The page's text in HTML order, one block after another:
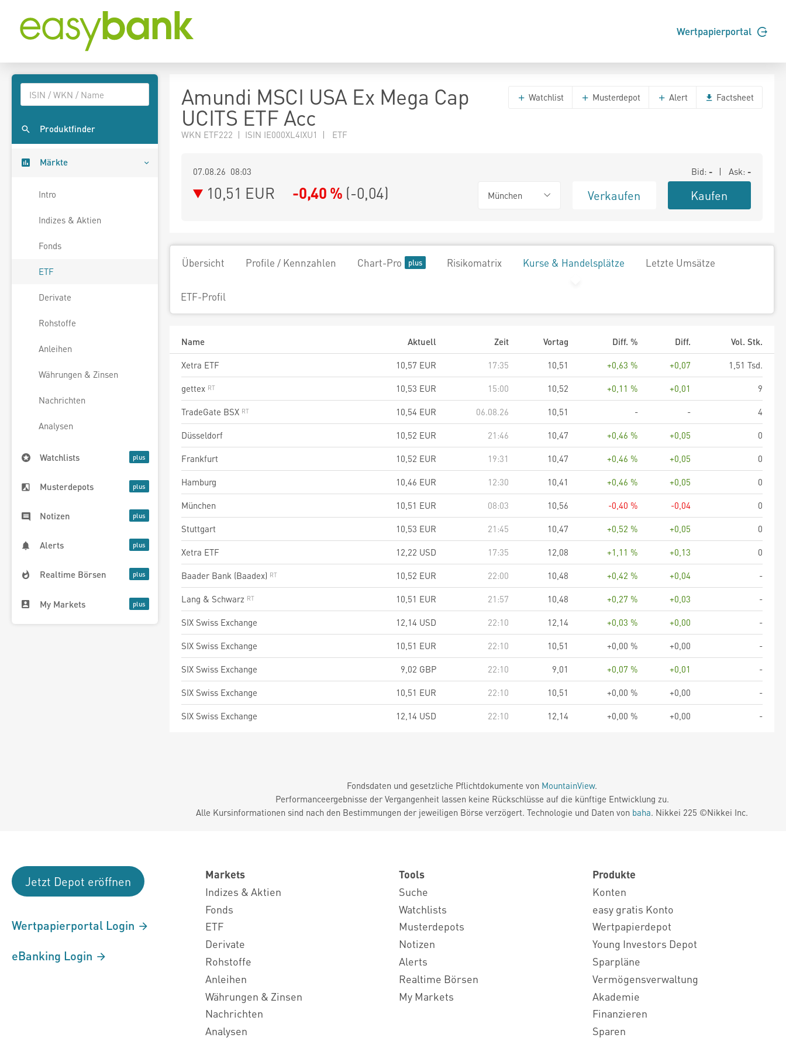
Wertpapierportal
Produktfinder
Märkte
Intro
Indizes & Aktien
Fonds
ETF
Derivate
Rohstoffe
Anleihen
Währungen & Zinsen
Nachrichten
Analysen
Watchlists
Musterdepots
Notizen
Alerts
Realtime Börsen
My Markets
Amundi MSCI USA Ex Mega Cap
UCITS ETF Acc
WKN ETF222 | ISIN IE000XL4IXU1 | ETF
Watchlist Musterdepot Alert Factsheet
07.08.26 08:03 Bid: - | Ask: -
10,51 EUR -0,40 % (-0,04) München Verkaufen Kaufen
Übersicht Profile / Kennzahlen Chart-Pro Risikomatrix Kurse & Handelsplätze Letzte Umsätze
ETF-Profil
Name Aktuell Zeit Vortag Diff. % Diff.
Vol. Stk.
Xetra ETF
10,57 EUR 17:35 10,51 +0,63 % +0,07
1,51 Tsd.
gettex
10,53 EUR 15:00 10,52 +0,11 % +0,01
9
TradeGate BSX
10,54 EUR 06.08.26 10,51 - -
4
Düsseldorf
10,52 EUR 21:46 10,47 +0,46 % +0,05
0
Frankfurt
10,52 EUR 19:31 10,47 +0,46 % +0,05
0
Hamburg
10,46 EUR 12:30 10,41 +0,46 % +0,05
0
München
10,51 EUR 08:03 10,56 -0,40 % -0,04
0
Stuttgart
10,53 EUR 21:45 10,47 +0,52 % +0,05
0
Xetra ETF
12,22 USD 17:35 12,08 +1,11 % +0,13
0
Baader Bank (Baadex)
10,52 EUR 22:00 10,48 +0,42 % +0,04
-
Lang & Schwarz
10,51 EUR 21:57 10,48 +0,27 % +0,03
-
SIX Swiss Exchange
12,14 USD 22:10 12,14 +0,03 % +0,00
-
SIX Swiss Exchange
10,51 EUR 22:10 10,51 +0,00 % +0,00
-
SIX Swiss Exchange
9,02 GBP 22:10 9,01 +0,07 % +0,01
-
SIX Swiss Exchange
10,51 EUR 22:10 10,51 +0,00 % +0,00
-
SIX Swiss Exchange
12,14 USD 22:10 12,14 +0,00 % +0,00 -
Fondsdaten und gesetzliche Pflichtdokumente von MountainView.
Performanceergebnisse der Vergangenheit lassen keine Rückschlüsse auf die künftige Entwicklung zu.
Alle Kursinformationen sind nach den Bestimmungen der jeweiligen Börse verzögert. Technologie und Daten von baha. Nikkei 225 ©Nikkei Inc.
Jetzt Depot eröffnen
Wertpapierportal Login
eBanking Login
Markets
Indizes & Aktien
Fonds
ETF
Derivate
Rohstoffe
Anleihen
Währungen & Zinsen
Nachrichten
Analysen
Tools
Suche
Watchlists
Musterdepots
Notizen
Alerts
Realtime Börsen
My Markets
Produkte
Konten
easy gratis Konto
Wertpapierdepot
Young Investors Depot
Sparpläne
Vermögensverwaltung
Akademie
Finanzieren
Sparen